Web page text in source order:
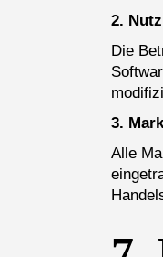
2.
Die
3.
Alle